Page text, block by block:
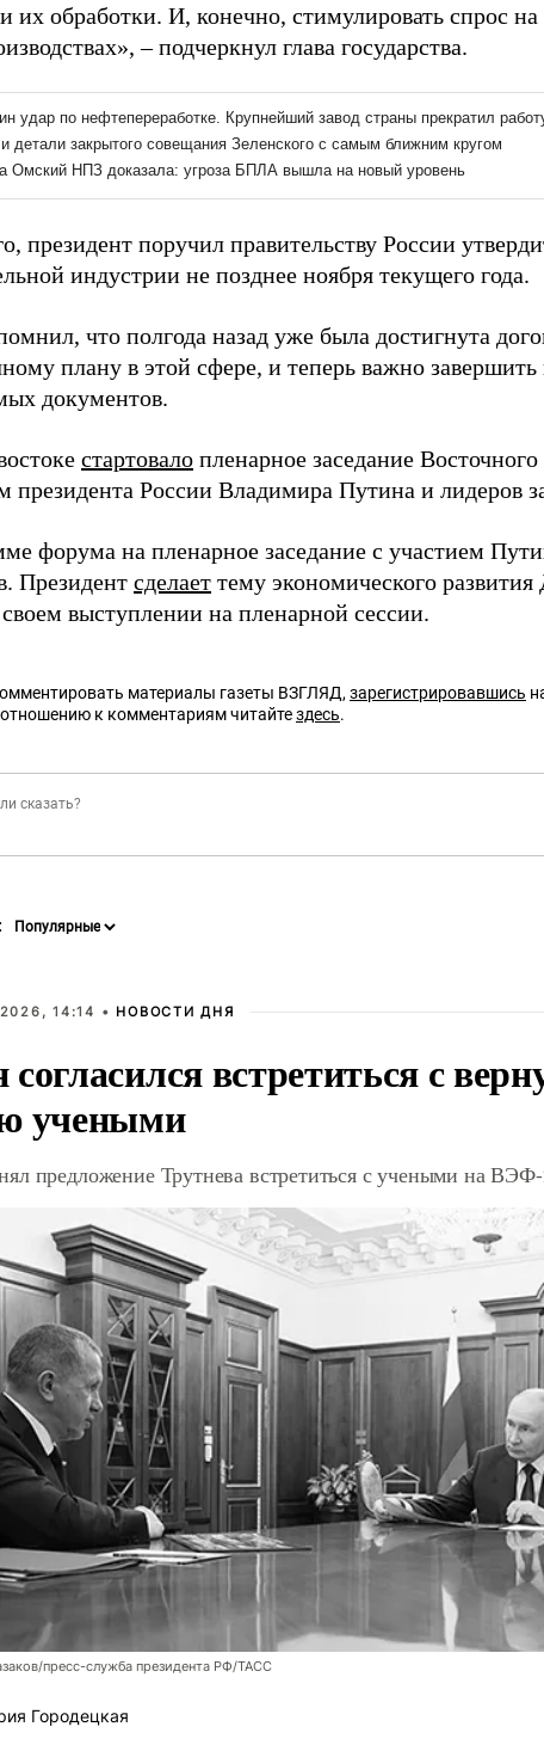
их обработки. И, конечно, стимулировать спрос
– подчеркнул глава государства.
президент поручил правительству России
индустрии не позднее ноября текущего года.
что полгода назад уже была достигнута
плану в этой сфере, и теперь важно завершить
документов.
стартовало пленарное заседание
президента России Владимира Путина и лидеров
форума на пленарное заседание с участием
Президент сделает тему экономического
выступлении на пленарной сессии.
материалы газеты ВЗГЛЯД, зарегистрировавшись
к комментариям читайтездесь.
14:14 • НОВОСТИ ДНЯ
встретиться с
учеными
предложение Трутнева встретиться с учеными на
пресс-служба президента РФ/ТАСС
Городецкая